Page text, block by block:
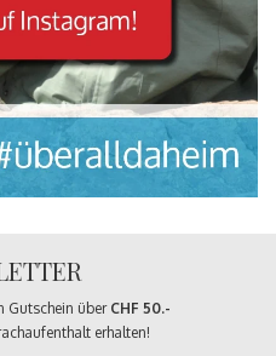
Gutschein über CHF 50.-
erhalten!